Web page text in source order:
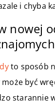
i chyba
nowej
to sposób
być
starannie